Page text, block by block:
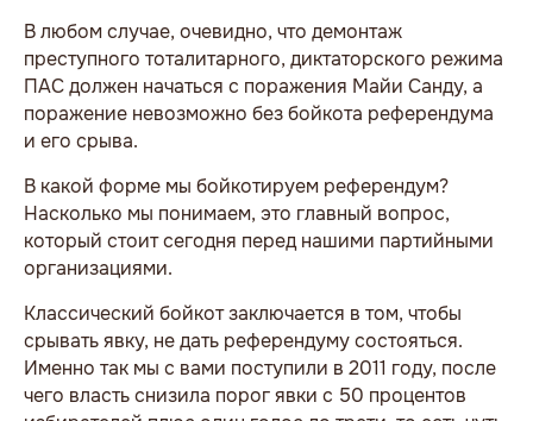
В любом случае, очевидно, что демонтаж
преступного тоталитарного, диктаторского режима
ПАС должен начаться с поражения Майи Санду, а
поражение невозможно без бойкота референдума
и его срыва.
В какой форме мы бойкотируем референдум?
Насколько мы понимаем, это главный вопрос,
который стоит сегодня перед нашими партийными
организациями.
Классический бойкот заключается в том, чтобы
срывать явку, не дать референдуму состояться.
Именно так мы с вами поступили в 2011 году, после
чего власть снизила порог явки с 50 процентов